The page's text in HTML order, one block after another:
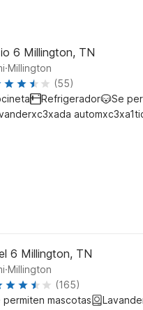
6 Millington, TN
.Millington
(55)
Refrigerador
Se
6 Millington, TN
.Millington
(165)
permiten mascotas